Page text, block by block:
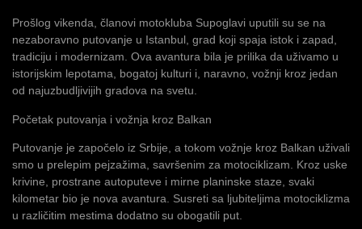
Prošlog vikenda, članovi motokluba Supoglavi uputili su se na
nezaboravno putovanje u Istanbul, grad koji spaja istok i zapad,
tradiciju i modernizam. Ova avantura bila je prilika da uživamo u
istorijskim lepotama, bogatoj kulturi i, naravno, vožnji kroz jedan
od najuzbudljivijih gradova na svetu.
Početak putovanja i vožnja kroz Balkan
Putovanje je započelo iz Srbije, a tokom vožnje kroz Balkan uživali
smo u prelepim pejzažima, savršenim za motociklizam. Kroz uske
krivine, prostrane autoputeve i mirne planinske staze, svaki
kilometar bio je nova avantura. Susreti sa ljubiteljima motociklizma
u različitim mestima dodatno su obogatili put.